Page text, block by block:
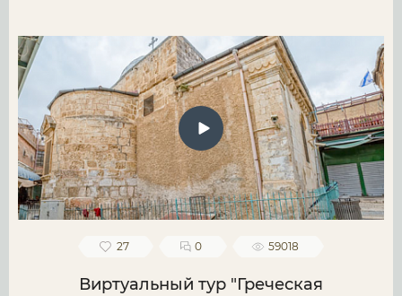
27 0 59018
Виртуальный тур "Греческая